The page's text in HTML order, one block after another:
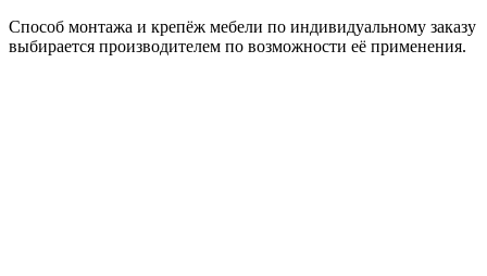
Способ монтажа и крепёж мебели по индивидуальному заказу
выбирается производителем по возможности её применения.